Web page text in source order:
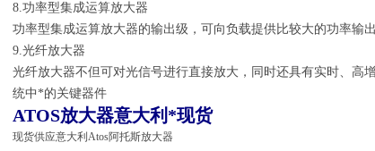
8.功率型集成运算放大器
功率型集成运算放大器的输出级，可向负载提供比较大的功率输出
9.光纤放大器
光纤放大器不但可对光信号进行直接放大，同时还具有实时、高
统中*的关键器件
ATOS放大器意大利*现货
现货供应意大利Atos阿托斯放大器